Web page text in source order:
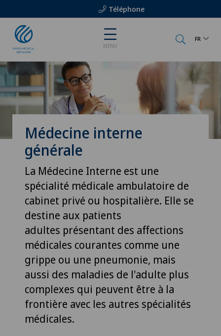
Téléphone
MENU
FR
Médecine interne
générale
La Médecine Interne est une
spécialité médicale ambulatoire de
cabinet privé ou hospitalière. Elle se
destine aux patients
adultes présentant des affections
médicales courantes comme une
grippe ou une pneumonie, mais
aussi des maladies de l'adulte plus
complexes qui peuvent être à la
frontière avec les autres spécialités
médicales.